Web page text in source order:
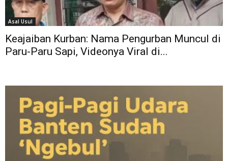
Asal Usul
Keajaiban Kurban: Nama Pengurban Muncul di
Paru-Paru Sapi, Videonya Viral di...